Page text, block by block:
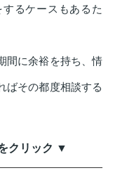
るケースもあるた
間に余裕を持ち、情
ばその都度相談する
クリック ▼